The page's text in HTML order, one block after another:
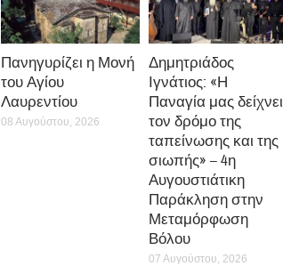
Πανηγυρίζει η Μονή
του Αγίου
Λαυρεντίου
08 Αυγούστου, 2026
Δημητριάδος
Ιγνάτιος: «Η
Παναγία μας δείχνει
τον δρόμο της
ταπείνωσης και της
σιωπής» – 4η
Αυγουστιάτικη
Παράκληση στην
Μεταμόρφωση
Βόλου
07 Αυγούστου, 2026